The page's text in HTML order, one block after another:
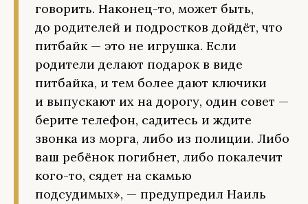
говорить. Наконец-то, может быть,
до родителей и подростков дойдёт, что
питбайк — это не игрушка. Если
родители делают подарок в виде
питбайка, и тем более дают ключики
и выпускают их на дорогу, один совет —
берите телефон, садитесь и ждите
звонка из морга, либо из полиции. Либо
ваш ребёнок погибнет, либо покалечит
кого-то, сядет на скамью
подсудимых», — предупредил Наиль